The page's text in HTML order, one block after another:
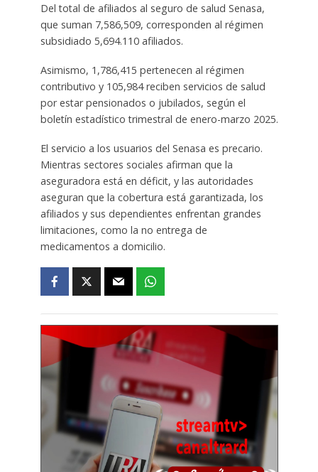
Del total de afiliados al seguro de salud Senasa,
que suman 7,586,509, corresponden al régimen
subsidiado 5,694.110 afiliados.
Asimismo, 1,786,415 pertenecen al régimen
contributivo y 105,984 reciben servicios de salud
por estar pensionados o jubilados, según el
boletín estadístico trimestral de enero-marzo 2025.
El servicio a los usuarios del Senasa es precario.
Mientras sectores sociales afirman que la
aseguradora está en déficit, y las autoridades
aseguran que la cobertura está garantizada, los
afiliados y sus dependientes enfrentan grandes
limitaciones, como la no entrega de
medicamentos a domicilio.